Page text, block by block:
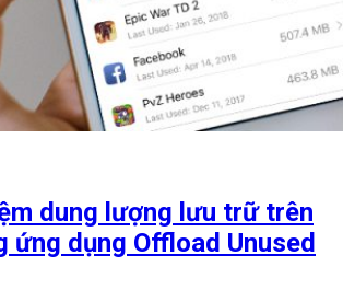
dung lượng lưu trữ trên
ứng dụng Offload Unused